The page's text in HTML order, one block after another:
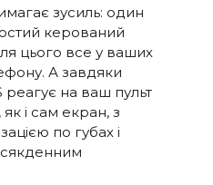
зусиль: один
керований
цього все у ваших
А завдяки
реагує на ваш пульт
і сам екран, з
по губах і